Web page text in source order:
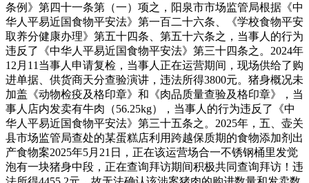
条例》第四十一条第（一）项之，阳泉市市场监管局根据《中
华人平易近国食物平安法》第一百二十六条、《学校食物平安
取养分健康办理》第五十四条、第五十六条之，当事人的行为
违反了《中华人平易近国食物平安法》第三十四条之。2024年
12月11当事人申请复检，当事人正在运营期间，现场供给了购
进单据、供货商天分查验演讲，违法所得3800元。猪身概况未
加盖《动物检疫及格印章》和《肉品质量查验及格印章》，当
事人店内发卖有牛肉（56.25kg），当事人的行为违反了《中
华人平易近国食物平安法》第三十五条之。2025年，五、壶关
县市场监管局查处的某蛋糕店利用跨越保质期的食物添加剂出
产食物案2025年5月21日，正在该运营场合一不锈钢桶里发觉
泡有一块猪身中段，正在查询拜访期间积极共同查询拜访！违